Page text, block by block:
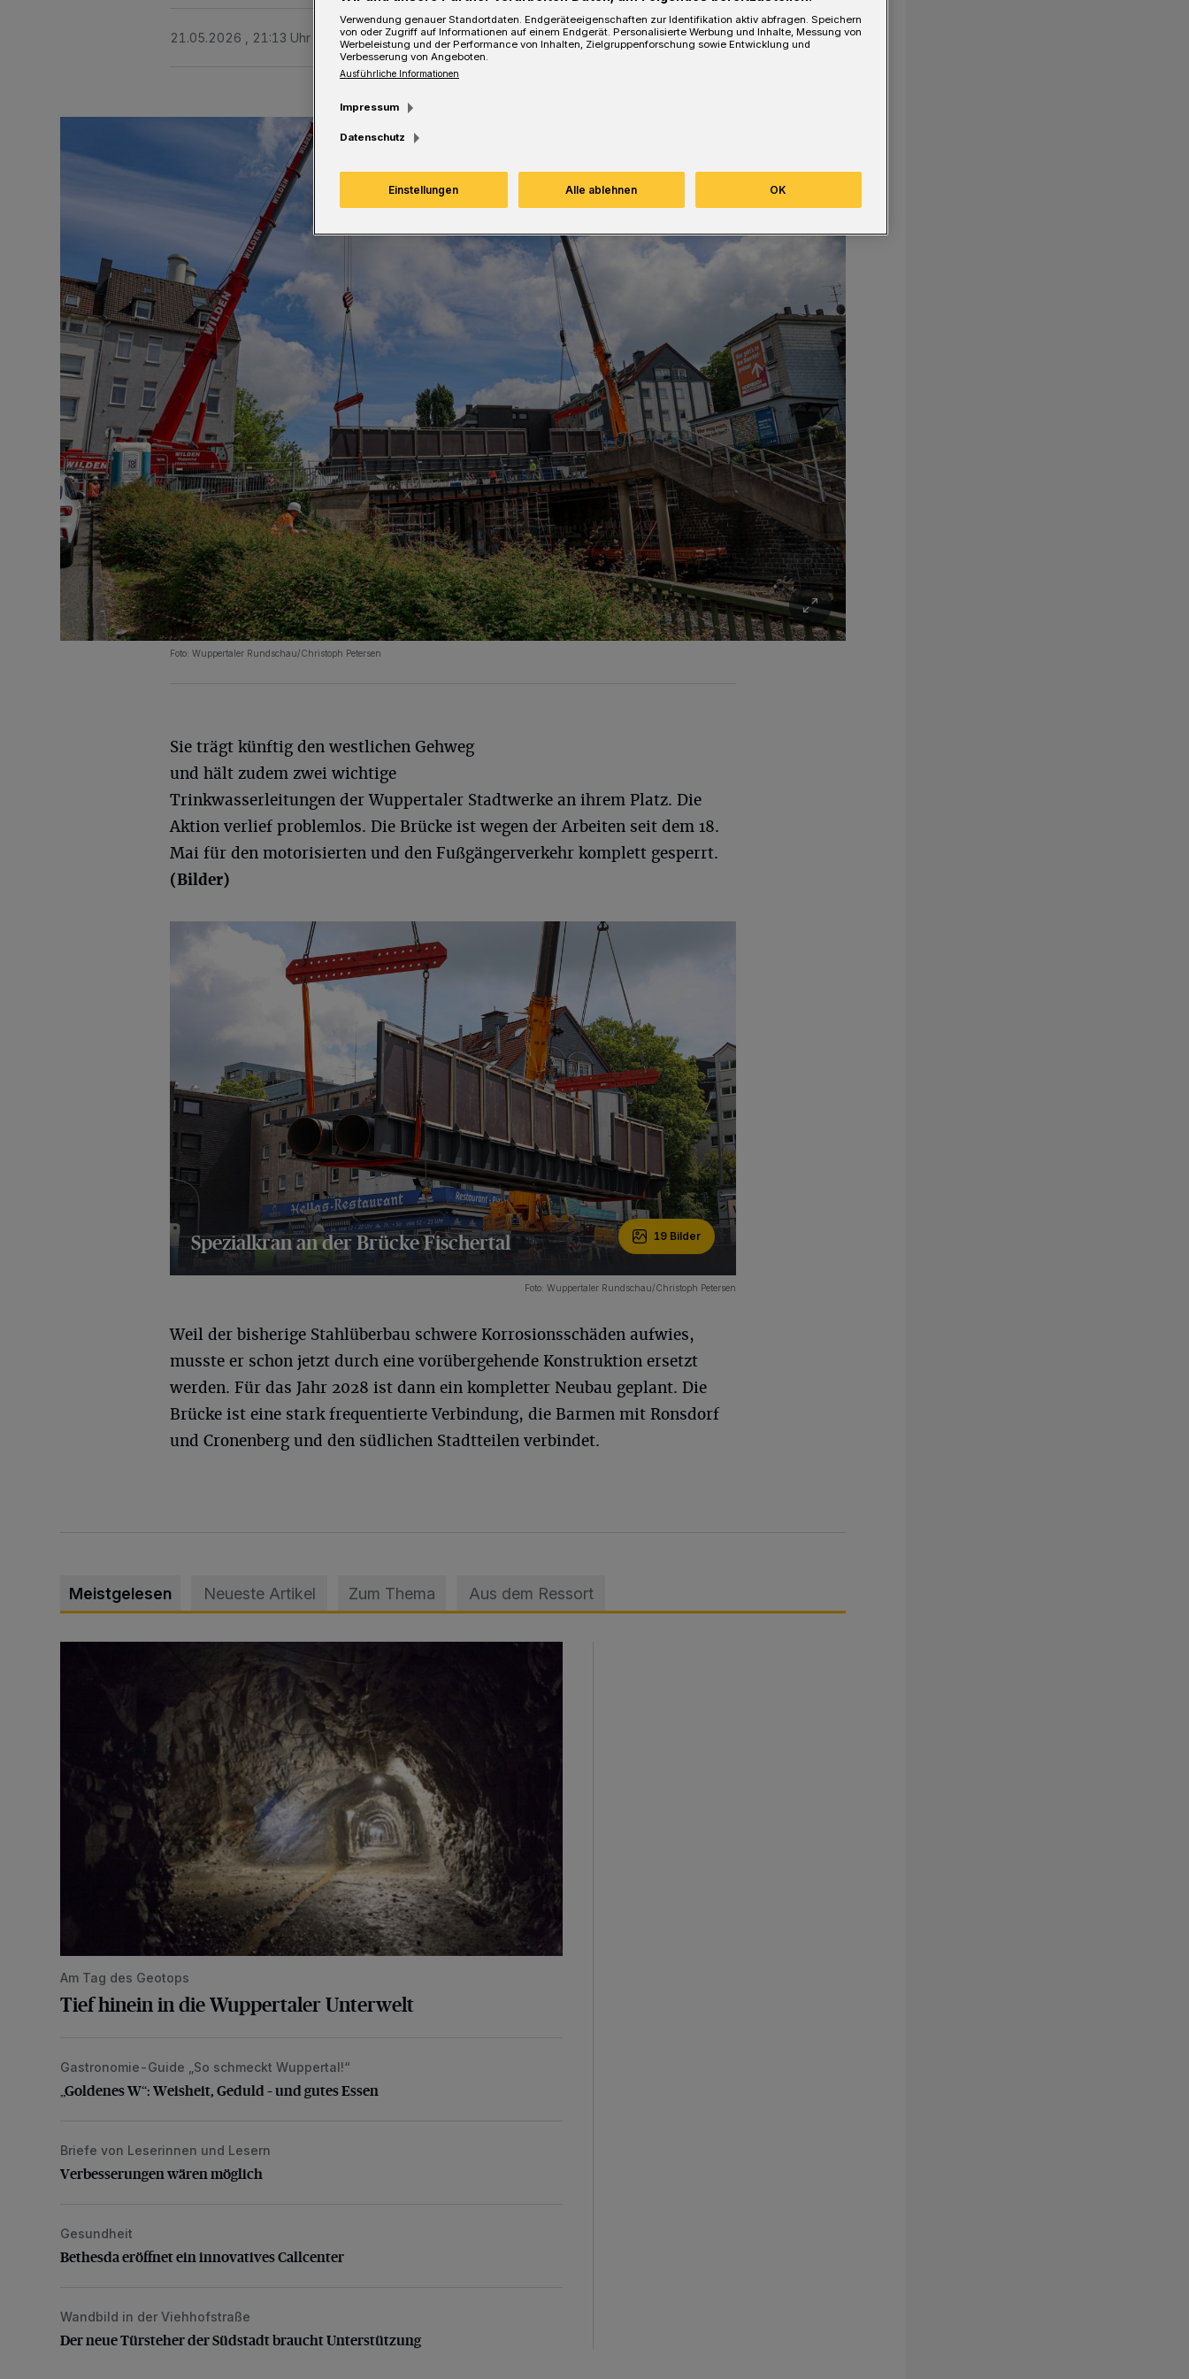
21.05.2026 , 21:13 Uhr Eine Minute Lesezeit
Foto: Wuppertaler Rundschau/Christoph Petersen
Sie trägt künftig den westlichen Gehweg
und hält zudem zwei wichtige
Trinkwasserleitungen der Wuppertaler Stadtwerke an ihrem Platz. Die
Aktion verlief problemlos. Die Brücke ist wegen der Arbeiten seit dem 18.
Mai für den motorisierten und den Fußgängerverkehr komplett gesperrt.
(Bilder)
Spezialkran an der Brücke Fischertal 19 Bilder
Foto: Wuppertaler Rundschau/Christoph Petersen
Weil der bisherige Stahlüberbau schwere Korrosionsschäden aufwies,
musste er schon jetzt durch eine vorübergehende Konstruktion ersetzt
werden. Für das Jahr 2028 ist dann ein kompletter Neubau geplant. Die
Brücke ist eine stark frequentierte Verbindung, die Barmen mit Ronsdorf
und Cronenberg und den südlichen Stadtteilen verbindet.
Meistgelesen Neueste Artikel Zum Thema Aus dem Ressort
Am Tag des Geotops
Tief hinein in die Wuppertaler Unterwelt
„Goldenes W“: Weisheit, Geduld – und gutes Essen
Gastronomie-Guide „So schmeckt Wuppertal!“
„Goldenes W“: Weisheit, Geduld – und gutes Essen
Verbesserungen wären möglich
Briefe von Leserinnen und Lesern
Verbesserungen wären möglich
Bethesda eröffnet ein innovatives Callcenter
Gesundheit
Bethesda eröffnet ein innovatives Callcenter
Der neue Türsteher der Südstadt braucht Unterstützung
Wandbild in der Viehhofstraße
Der neue Türsteher der Südstadt braucht Unterstützung
Verwendung genauer Standortdaten. Endgeräteeigenschaften zur Identifikation aktiv abfragen. Speichern
von oder Zugriff auf Informationen auf einem Endgerät. Personalisierte Werbung und Inhalte, Messung von
Werbeleistung und der Performance von Inhalten, Zielgruppenforschung sowie Entwicklung und
Verbesserung von Angeboten.
Ausführliche Informationen
Impressum
Datenschutz
Einstellungen Alle ablehnen OK